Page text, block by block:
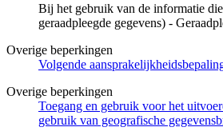
Bij het gebruik van de informatie
geraadpleegde gegevens) -
Overige beperkingen
Volgende
Overige beperkingen
Toegang en gebruik voor het
gebruik van geografische